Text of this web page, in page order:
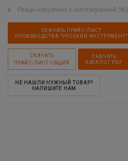
Резцы наружные с шестигранной (W)
СКАЧАТЬ ПРАЙС-ЛИСТ
ПРОИЗВОДСТВА "РУССКИЙ ИНСТРУМЕНТ"
СКАЧАТЬ
ПРАЙС-ЛИСТ ОБЩИЙ
СКАЧАТЬ
КАТАЛОГ PDF
НЕ НАШЛИ НУЖНЫЙ ТОВАР?
НАПИШИТЕ НАМ